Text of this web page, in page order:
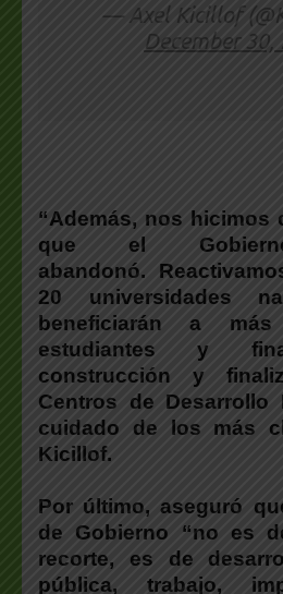
— Axel Kicillof
December 30,
“Además, nos hicimos
que el
abandonó.
20 universidades
beneficiarán a
estudiantes y
construcción y
Centros de Desarrollo
cuidado de los más
Kicillof.
Por último, aseguró
de Gobierno “no es
recorte, es de
pública, trabajo,